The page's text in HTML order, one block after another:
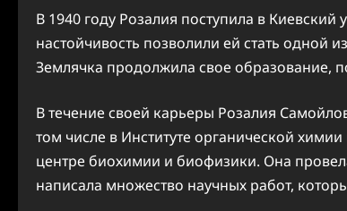
В 1940 году Розалия поступила в Киевский
настойчивость позволили ей стать одной
Землячка продолжила свое образование,
В течение своей карьеры Розалия
том числе в Институте органической
центре биохимии и биофизики. Она
написала множество научных работ,